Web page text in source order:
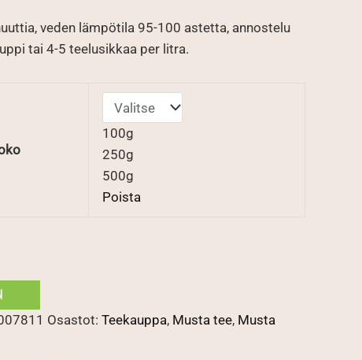
veden lämpötila 95-100 astetta, annostelu
tai 4-5 teelusikkaa per litra.
100g
250g
500g
Poista
Osastot: Teekauppa, Musta tee, Musta